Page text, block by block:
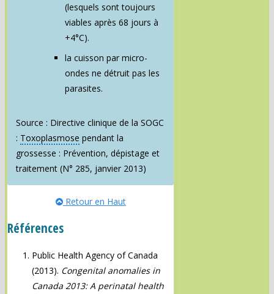
(lesquels sont toujours
viables après 68 jours à
+4°C).
la cuisson par micro-
ondes ne détruit pas les
parasites.
Source : Directive clinique de la SOGC
: Toxoplasmose pendant la
grossesse : Prévention, dépistage et
traitement (N° 285, janvier 2013)
Retour en Haut
Références
Public Health Agency of Canada
(2013). Congenital anomalies in
Canada 2013: A perinatal health